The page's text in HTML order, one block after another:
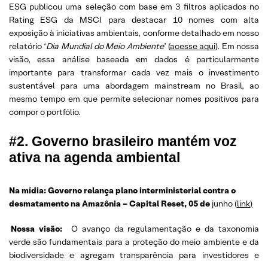
ESG publicou uma seleção com base em 3 filtros aplicados no
Rating ESG da MSCI para destacar 10 nomes com alta
exposição à iniciativas ambientais, conforme detalhado em nosso
relatório ‘Dia Mundial do Meio Ambiente’ (acesse aqui). Em nossa
visão, essa análise baseada em dados é particularmente
importante para transformar cada vez mais o investimento
sustentável para uma abordagem mainstream no Brasil, ao
mesmo tempo em que permite selecionar nomes positivos para
compor o portfólio.
#2. Governo brasileiro mantém voz
ativa na agenda ambiental
Na mídia: Governo relança plano interministerial contra o
desmatamento na Amazônia –Capital Reset, 05 de junho (link)
Nossa visão:
O avanço da regulamentação e da taxonomia
verde são fundamentais para a proteção do meio ambiente e da
biodiversidade e agregam transparência para investidores e